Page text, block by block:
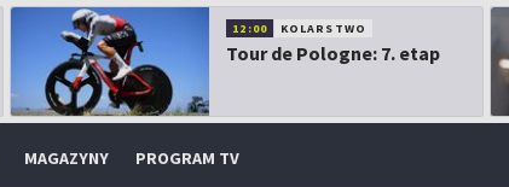
12:00 KOLARSTWO
Tour de Pologne: 7. etap
MAGAZYNY PROGRAM TV